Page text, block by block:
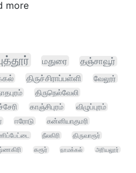
more
மதுரை தஞ்சாவூர்
திருச்சிராப்பள்ளி
வேலூர்
திருநெல்வேலி
காஞ்சிபுரம்
விழுப்புரம்
ஈரோடு
கன்னியாகுமரி
நீலகிரி
திருவாரூர்
கரூர் நாமக்கல்
அரியலூர்